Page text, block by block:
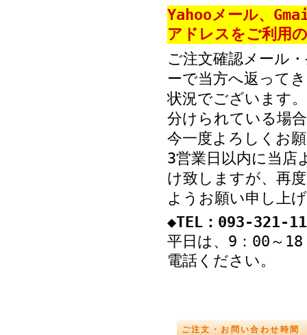
Yahooメール、
アドレスをご利用
ご注文確認メール
ーで当方へ返って
状況でございます
分けられている場
今一度よろしくお
3営業日以内に当店
け致しますが、再
ようお願い申し上
◆TEL：093-321-
平日は、9：00～
電話ください。
ご注文・お問い合わせ時間